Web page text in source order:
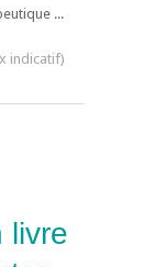
...
livre